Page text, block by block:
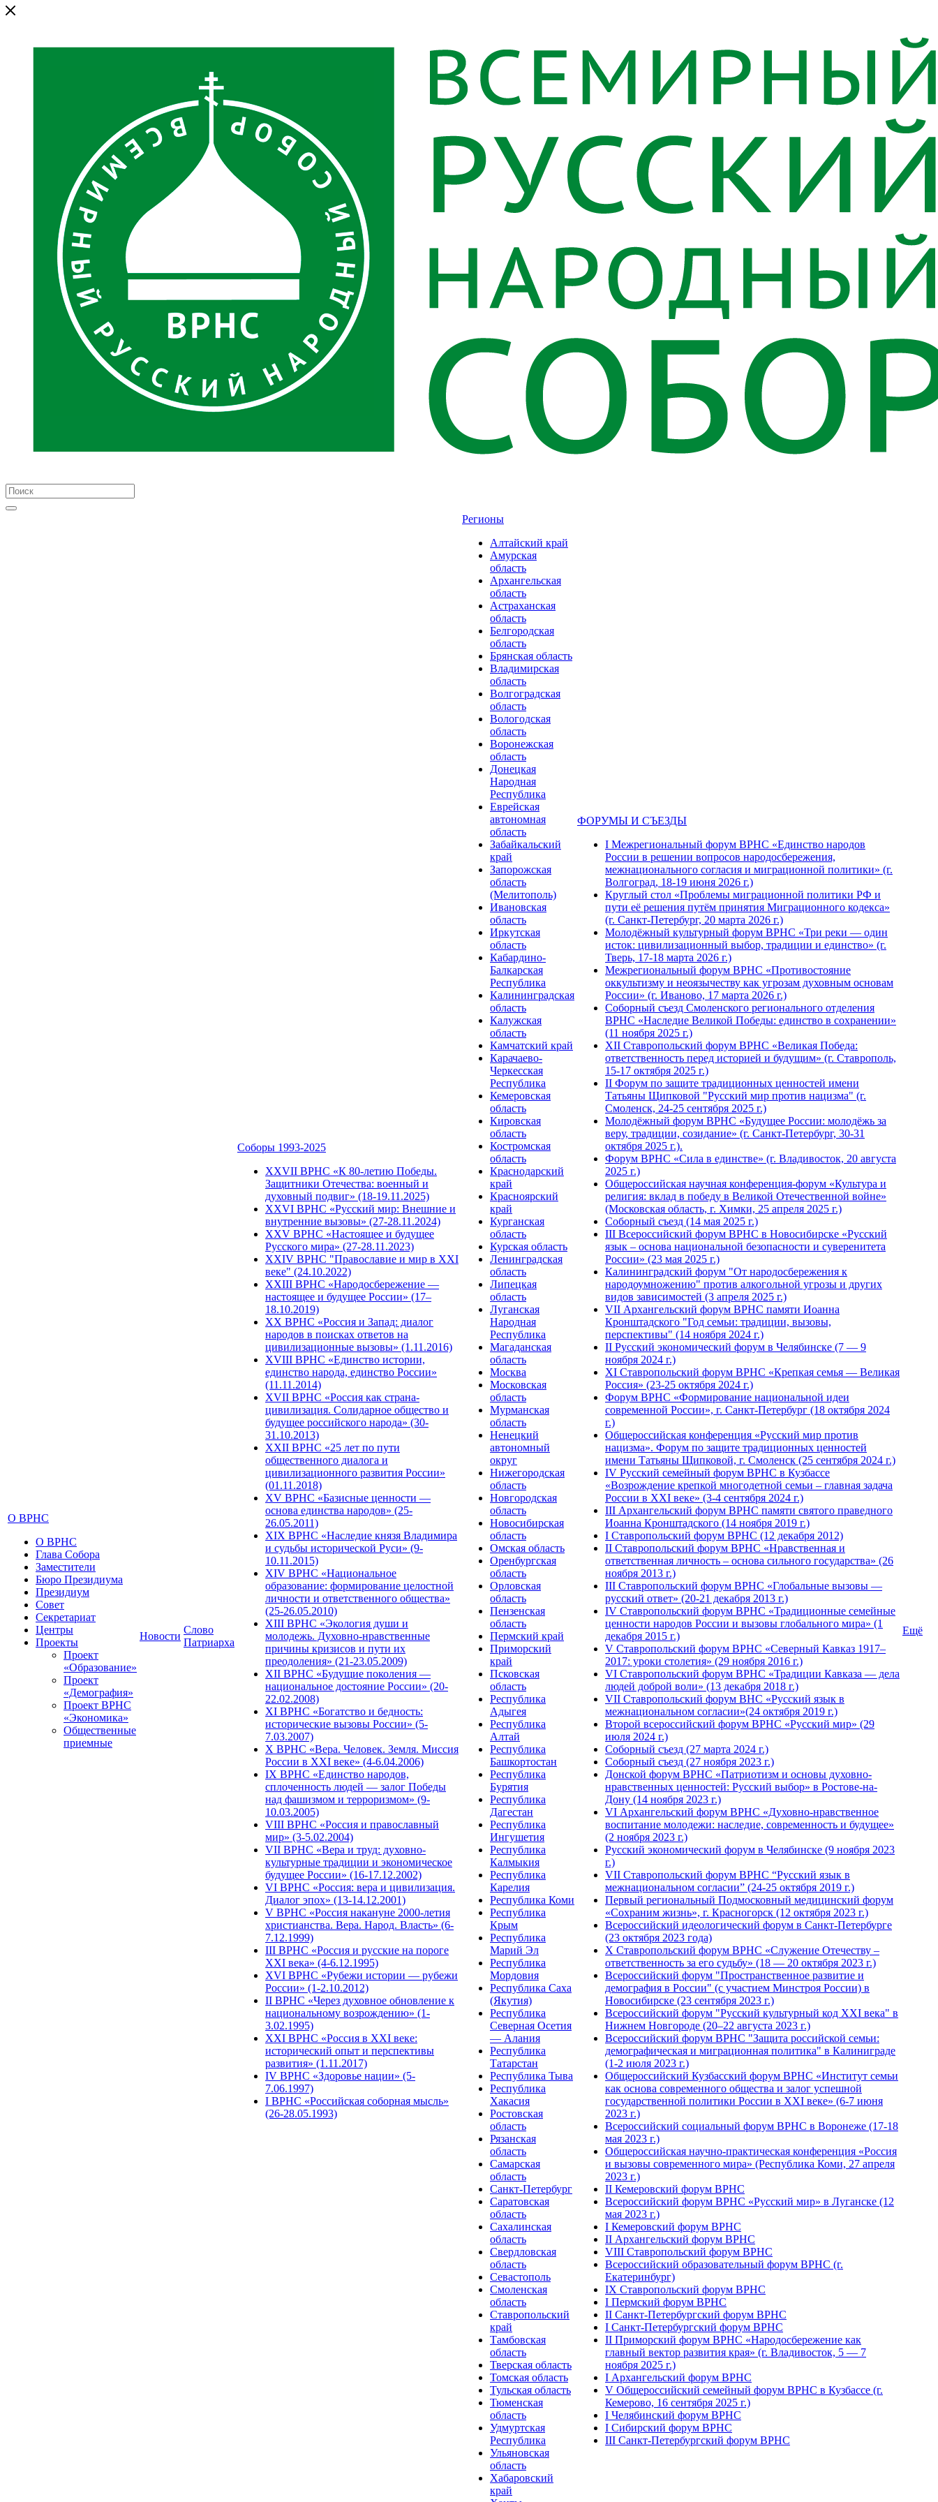
О ВРНС
О ВРНС
Глава Собора
Заместители
Бюро Президиума
Президиум
Совет
Секретариат
Центры
Проекты
Проект
«Образование»
Проект
«Демография»
Проект ВРНС
«Экономика»
Общественные
приемные
Новости
Слово
Патриарха
Соборы 1993-2025
ХХVII ВРНС «К 80-летию Победы.
Защитники Отечества: военный и
духовный подвиг» (18-19.11.2025)
XXVI ВРНС «Русский мир: Внешние и
внутренние вызовы» (27-28.11.2024)
XXV ВРНС «Настоящее и будущее
Русского мира» (27-28.11.2023)
XXIV ВРНС "Православие и мир в XXI
веке" (24.10.2022)
XXIII ВРНС «Народосбережение —
настоящее и будущее России» (17–
18.10.2019)
XX ВРНС «Россия и Запад: диалог
народов в поисках ответов на
цивилизационные вызовы» (1.11.2016)
XVIII ВРНС «Единство истории,
единство народа, единство России»
(11.11.2014)
XVII ВРНС «Россия как страна-
цивилизация. Солидарное общество и
будущее российского народа» (30-
31.10.2013)
XXII ВРНС «25 лет по пути
общественного диалога и
цивилизационного развития России»
(01.11.2018)
XV ВРНС «Базисные ценности —
основа единства народов» (25-
26.05.2011)
XIX ВРНС «Наследие князя Владимира
и судьбы исторической Руси» (9-
10.11.2015)
XIV ВРНС «Национальное
образование: формирование целостной
личности и ответственного общества»
(25-26.05.2010)
XIII ВРНС «Экология души и
молодежь. Духовно-нравственные
причины кризисов и пути их
преодоления» (21-23.05.2009)
XII ВРНС «Будущие поколения —
национальное достояние России» (20-
22.02.2008)
XI ВРНС «Богатство и бедность:
исторические вызовы России» (5-
7.03.2007)
X ВРНС «Вера. Человек. Земля. Миссия
России в XXI веке» (4-6.04.2006)
IX ВРНС «Единство народов,
сплоченность людей — залог Победы
над фашизмом и терроризмом» (9-
10.03.2005)
VIII ВРНС «Россия и православный
мир» (3-5.02.2004)
VII ВРНС «Вера и труд: духовно-
культурные традиции и экономическое
будущее России» (16-17.12.2002)
VI ВРНС «Россия: вера и цивилизация.
Диалог эпох» (13-14.12.2001)
V ВРНС «Россия накануне 2000-летия
христианства. Вера. Народ. Власть» (6-
7.12.1999)
III ВРНС «Россия и русские на пороге
XXI века» (4-6.12.1995)
XVI ВРНС «Рубежи истории — рубежи
России» (1-2.10.2012)
II ВРНС «Через духовное обновление к
национальному возрождению» (1-
3.02.1995)
XХI ВРНС «Россия в XXI веке:
исторический опыт и перспективы
развития» (1.11.2017)
IV ВРНС «Здоровье нации» (5-
7.06.1997)
I ВРНС «Российская соборная мысль»
(26-28.05.1993)
Регионы
Алтайский край
Амурская
область
Архангельская
область
Астраханская
область
Белгородская
область
Брянская область
Владимирская
область
Волгоградская
область
Вологодская
область
Воронежская
область
Донецкая
Народная
Республика
Еврейская
автономная
область
Забайкальский
край
Запорожская
область
(Мелитополь)
Ивановская
область
Иркутская
область
Кабардино-
Балкарская
Республика
Калининградская
область
Калужская
область
Камчатский край
Карачаево-
Черкесская
Республика
Кемеровская
область
Кировская
область
Костромская
область
Краснодарский
край
Красноярский
край
Курганская
область
Курская область
Ленинградская
область
Липецкая
область
Луганская
Народная
Республика
Магаданская
область
Москва
Московская
область
Мурманская
область
Ненецкий
автономный
округ
Нижегородская
область
Новгородская
область
Новосибирская
область
Омская область
Оренбургская
область
Орловская
область
Пензенская
область
Пермский край
Приморский
край
Псковская
область
Республика
Адыгея
Республика
Алтай
Республика
Башкортостан
Республика
Бурятия
Республика
Дагестан
Республика
Ингушетия
Республика
Калмыкия
Республика
Карелия
Республика Коми
Республика
Крым
Республика
Марий Эл
Республика
Мордовия
Республика Саха
(Якутия)
Республика
Северная Осетия
— Алания
Республика
Татарстан
Республика Тыва
Республика
Хакасия
Ростовская
область
Рязанская
область
Самарская
область
Санкт-Петербург
Саратовская
область
Сахалинская
область
Свердловская
область
Севастополь
Смоленская
область
Ставропольский
край
Тамбовская
область
Тверская область
Томская область
Тульская область
Тюменская
область
Удмуртская
Республика
Ульяновская
область
Хабаровский
край
ФОРУМЫ И СЪЕЗДЫ
I Межрегиональный форум ВРНС «Единство народов
России в решении вопросов народосбережения,
межнационального согласия и миграционной политики» (г.
Волгоград, 18-19 июня 2026 г.)
Круглый стол «Проблемы миграционной политики РФ и
пути её решения путём принятия Миграционного кодекса»
(г. Санкт-Петербург, 20 марта 2026 г.)
Молодёжный культурный форум ВРНС «Три реки — один
исток: цивилизационный выбор, традиции и единство» (г.
Тверь, 17-18 марта 2026 г.)
Межрегиональный форум ВРНС «Противостояние
оккультизму и неоязычеству как угрозам духовным основам
России» (г. Иваново, 17 марта 2026 г.)
Соборный съезд Смоленского регионального отделения
ВРНС «Наследие Великой Победы: единство в сохранении»
(11 ноября 2025 г.)
XII Ставропольский форум ВРНС «Великая Победа:
ответственность перед историей и будущим» (г. Ставрополь,
15-17 октября 2025 г.)
II Форум по защите традиционных ценностей имени
Татьяны Щипковой "Русский мир против нацизма" (г.
Смоленск, 24-25 сентября 2025 г.)
Молодёжный форум ВРНС «Будущее России: молодёжь за
веру, традиции, созидание» (г. Санкт-Петербург, 30-31
октября 2025 г.).
Форум ВРНС «Сила в единстве» (г. Владивосток, 20 августа
2025 г.)
Общероссийская научная конференция-форум «Культура и
религия: вклад в победу в Великой Отечественной войне»
(Московская область, г. Химки, 25 апреля 2025 г.)
Соборный съезд (14 мая 2025 г.)
III Всероссийский форум ВРНС в Новосибирске «Русский
язык – основа национальной безопасности и суверенитета
России» (23 мая 2025 г.)
Калининградский форум "От народосбережения к
народоумножению" против алкогольной угрозы и других
видов зависимостей (3 апреля 2025 г.)
VII Архангельский форум ВРНС памяти Иоанна
Кронштадского "Год семьи: традиции, вызовы,
перспективы" (14 ноября 2024 г.)
II Русский экономический форум в Челябинске (7 — 9
ноября 2024 г.)
ХI Ставропольский форум ВРНС «Крепкая семья — Великая
Россия» (23-25 октября 2024 г.)
Форум ВРНС «Формирование национальной идеи
современной России», г. Санкт-Петербург (18 октября 2024
г.)
Общероссийская конференция «Русский мир против
нацизма». Форум по защите традиционных ценностей
имени Татьяны Щипковой, г. Смоленск (25 сентября 2024 г.)
IV Русский семейный форум ВРНС в Кузбассе
«Возрождение крепкой многодетной семьи – главная задача
России в XXI веке» (3-4 сентября 2024 г.)
III Архангельский форум ВРНС памяти святого праведного
Иоанна Кронштадского (14 ноября 2019 г.)
I Ставропольский форум ВРНС (12 декабря 2012)
II Ставропольский форум ВРНС «Нравственная и
ответственная личность – основа сильного государства» (26
ноября 2013 г.)
III Ставропольский форум ВРНС «Глобальные вызовы —
русский ответ» (20-21 декабря 2013 г.)
IV Ставропольский форум ВРНС «Традиционные семейные
ценности народов России и вызовы глобального мира» (1
декабря 2015 г.)
V Ставропольский форум ВРНС «Северный Кавказ 1917–
2017: уроки столетия» (29 ноября 2016 г.)
VI Ставропольский форум ВРНС «Традиции Кавказа — дела
людей доброй воли» (13 декабря 2018 г.)
VII Ставропольский форум ВHС «Русский язык в
межнациональном согласии»(24 октября 2019 г.)
Второй всероссийский форум ВРНС «Русский мир» (29
июля 2024 г.)
Соборный съезд (27 марта 2024 г.)
Соборный съезд (27 ноября 2023 г.)
Донской форум ВРНС «Патриотизм и основы духовно-
нравственных ценностей: Русский выбор» в Ростове-на-
Дону (14 ноября 2023 г.)
VI Архангельский форум ВРНС «Духовно-нравственное
воспитание молодежи: наследие, современность и будущее»
(2 ноября 2023 г.)
Русский экономический форум в Челябинске (9 ноября 2023
г.)
VII Ставропольский форум ВРНС “Русский язык в
межнациональном согласии” (24-25 октября 2019 г.)
Первый региональный Подмосковный медицинский форум
«Сохраним жизнь», г. Красногорск (12 октября 2023 г.)
Всероссийский идеологический форум в Санкт-Петербурге
(23 октября 2023 года)
X Ставропольский форум ВРНС «Служение Отечеству –
ответственность за его судьбу» (18 — 20 октября 2023 г.)
Всероссийский форум "Пространственное развитие и
демография в России" (с участием Минстроя России) в
Новосибирске (23 сентября 2023 г.)
Всероссийский форум "Русский культурный код XXI века" в
Нижнем Новгороде (20–22 августа 2023 г.)
Всероссийский форум ВРНС "Защита российской семьи:
демографическая и миграционная политика" в Калиниграде
(1-2 июля 2023 г.)
Общероссийский Кузбасский форум ВРНС «Институт семьи
как основа современного общества и залог успешной
государственной политики России в ХХI веке» (6-7 июня
2023 г.)
Всероссийский социальный форум ВРНС в Воронеже (17-18
мая 2023 г.)
Общероссийская научно-практическая конференция «Россия
и вызовы современного мира» (Республика Коми, 27 апреля
2023 г.)
II Кемеровский форум ВРНС
Всероссийский форум ВРНС «Русский мир» в Луганске (12
мая 2023 г.)
I Кемеровский форум ВРНС
II Архангельский форум ВРНС
VIII Ставропольский форум ВРНС
Всероссийский образовательный форум ВРНС (г.
Екатеринбург)
IX Ставропольский форум ВРНС
I Пермский форум ВРНС
II Санкт-Петербургский форум ВРНС
I Санкт-Петербургский форум ВРНС
II Приморский форум ВРНС «Народосбережение как
главный вектор развития края» (г. Владивосток, 5 — 7
ноября 2025 г.)
I Архангельский форум ВРНС
V Общероссийский семейный форум ВРНС в Кузбассе (г.
Кемерово, 16 сентября 2025 г.)
I Челябинский форум ВРНС
I Сибирский форум ВРНС
III Санкт-Петербургский форум ВРНС
Ещё